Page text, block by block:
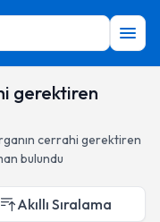
gerektiren
cerrahi gerektiren
bulundu
Akıllı Sıralama